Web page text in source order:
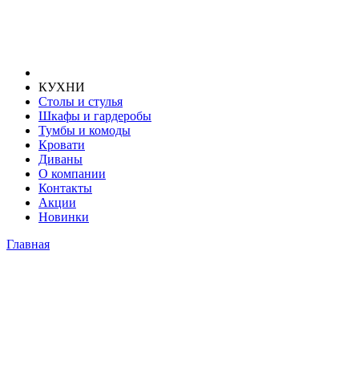
КУХНИ
Столы и стулья
Шкафы и гардеробы
Тумбы и комоды
Кровати
Диваны
О компании
Контакты
Акции
Новинки
Главная